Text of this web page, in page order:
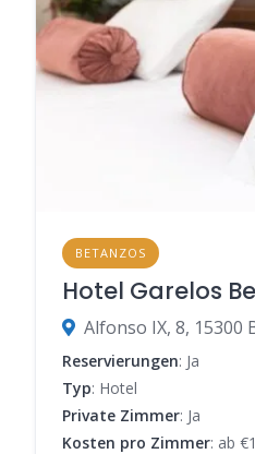
BETANZOS
Hotel Garelos
Alfonso IX, 8, 15300
Reservierungen: Ja
Typ: Hotel
Private Zimmer: Ja
Kosten pro Zimmer: ab